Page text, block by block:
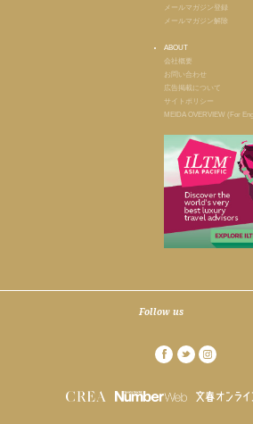
メールマガジン登録
メールマガジン解除
ABOUT
会社概要
お問い合わせ
広告掲載について
サイトポリシー
MEIDA OVERVIEW (For
Follow us